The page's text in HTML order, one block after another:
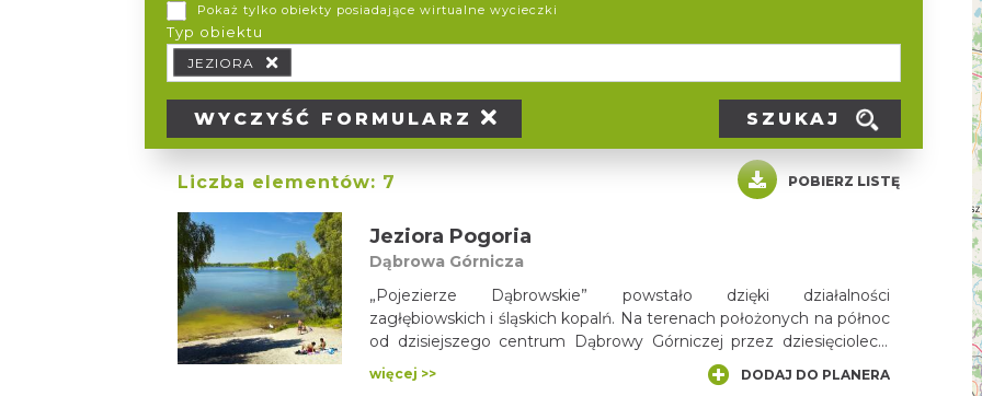
Pokaż tylko obiekty posiadające wirtualne wycieczki
Typ obiektu
JEZIORA
Typ obiektu Typ wypożyczalni
WYCZYŚĆ FORMULARZ SZUKAJ
Liczba elementów: 7 POBIERZ LISTĘ
Jeziora Pogoria
Dąbrowa Górnicza
„Pojezierze Dąbrowskie” powstało dzięki działalności
zagłębiowskich i śląskich kopalń. Na terenach położonych na północ
od dzisiejszego centrum Dąbrowy Górniczej przez dziesięciolecia
pozyskiwały one tzw. piasek podsadzkowy i wypełniały nim pustki
poeksploatacyjne. Powstałe wyrobiska, nie rekultywowane,
więcej >> DODAJ DO PLANERA